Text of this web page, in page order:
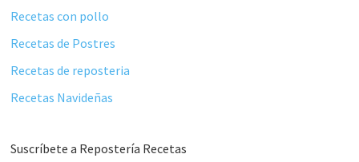
Recetas con pollo
Recetas de Postres
Recetas de reposteria
Recetas Navideñas
Suscríbete a Repostería Recetas